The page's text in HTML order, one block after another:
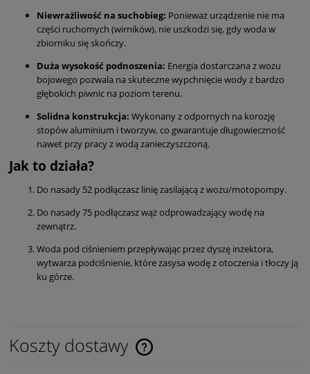
Niewrażliwość na suchobieg: Ponieważ urządzenie nie ma
części ruchomych (wirników), nie uszkodzi się, gdy woda w
zbiorniku się skończy.
Duża wysokość podnoszenia: Energia dostarczana z wozu
bojowego pozwala na skuteczne wypchnięcie wody z bardzo
głębokich piwnic na poziom terenu.
Solidna konstrukcja: Wykonany z odpornych na korozję
stopów aluminium i tworzyw, co gwarantuje długowieczność
nawet przy pracy z wodą zanieczyszczoną.
Jak to działa?
Do nasady 52 podłączasz linię zasilającą z wozu/motopompy.
Do nasady 75 podłączasz wąż odprowadzający wodę na
zewnątrz.
Woda pod ciśnieniem przepływając przez dyszę inżektora,
wytwarza podciśnienie, które zasysa wodę z otoczenia i tłoczy ją
ku górze.
Koszty dostawy
Cena nie zawiera ewentualnych kosztów płatności